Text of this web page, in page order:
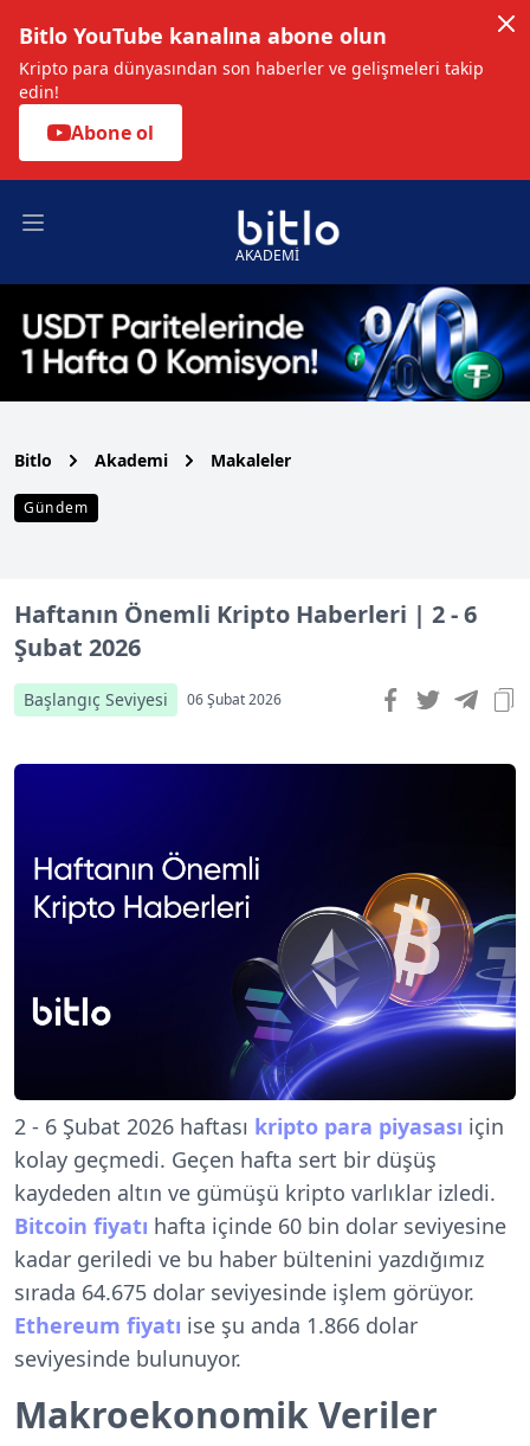
Bitlo YouTube kanalına abone olun
Kripto para dünyasından son haberler ve gelişmeleri takip
edin!
Abone ol
Open main menu
AKADEMİ
Bitlo Akademi Makaleler
Gündem
Haftanın Önemli Kripto Haberleri | 2 - 6
Şubat 2026
Başlangıç Seviyesi 06 Şubat 2026
2 - 6 Şubat 2026 haftası kripto para piyasası için
kolay geçmedi. Geçen hafta sert bir düşüş
kaydeden altın ve gümüşü kripto varlıklar izledi.
Bitcoin fiyatı hafta içinde 60 bin dolar seviyesine
kadar geriledi ve bu haber bültenini yazdığımız
sırada 64.675 dolar seviyesinde işlem görüyor.
Ethereum fiyatı ise şu anda 1.866 dolar
seviyesinde bulunuyor.
Makroekonomik Veriler